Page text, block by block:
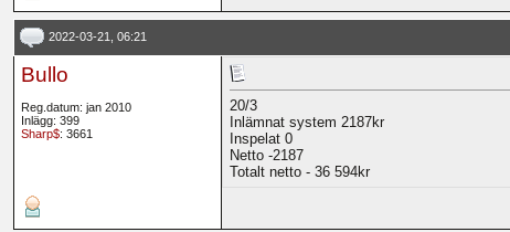
2022-03-21, 06:21
Bullo
Reg.datum: jan 2010
Inlägg: 399
Sharp$: 3661
20/3
Inlämnat system 2187kr
Inspelat 0
Netto -2187
Totalt netto - 36 594kr